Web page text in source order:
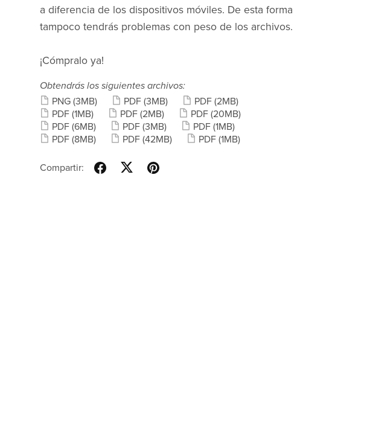
a diferencia de los dispositivos móviles. De esta forma
tampoco tendrás problemas con peso de los archivos.
¡Cómpralo ya!
Obtendrás los siguientes archivos:
PNG (3MB) PDF (3MB) PDF (2MB)
PDF (1MB) PDF (2MB) PDF (20MB)
PDF (6MB) PDF (3MB) PDF (1MB)
PDF (8MB) PDF (42MB) PDF (1MB)
Compartir: